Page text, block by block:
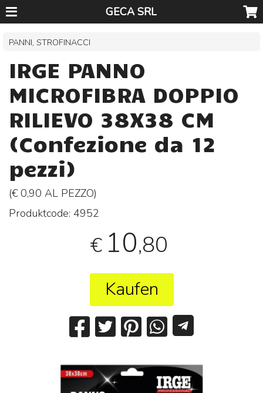
GECA SRL
PANNI, STROFINACCI
IRGE PANNO
MICROFIBRA DOPPIO
RILIEVO 38X38 CM
(Confezione da 12
pezzi)
(€ 0,90 AL PEZZO)
Produktcode:4952
€ 10,80
Kaufen